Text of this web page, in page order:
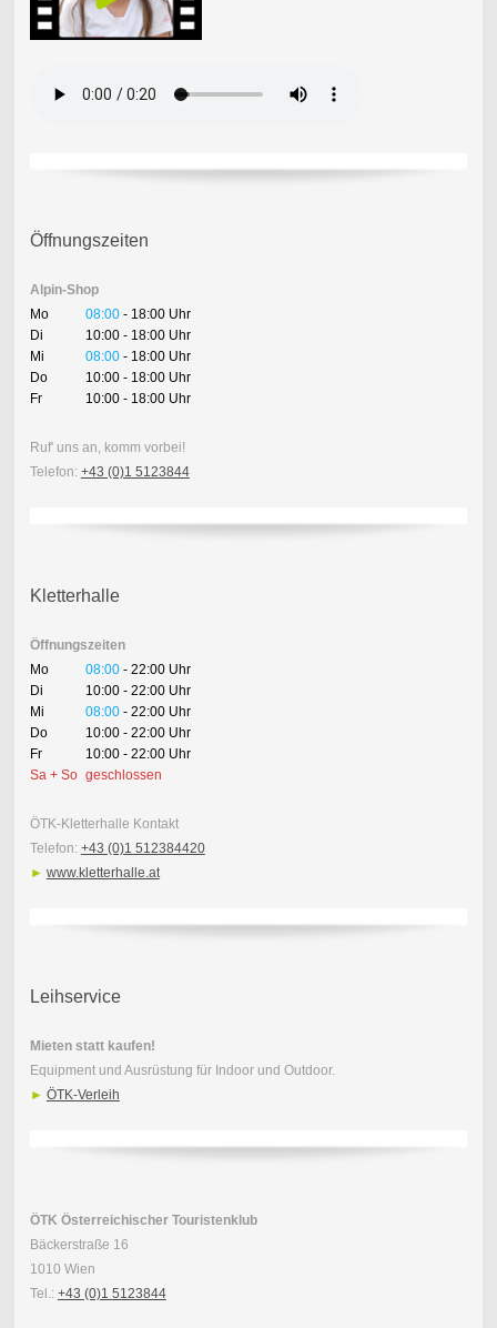
Öffnungszeiten
Alpin-Shop
Mo
08:00 - 18:00 Uhr
Di
10:00 - 18:00 Uhr
Mi
08:00 - 18:00 Uhr
Do
10:00 - 18:00 Uhr
Fr
10:00 - 18:00 Uhr
Ruf' uns an, komm vorbei!
Telefon: +43 (0)1 5123844
Kletterhalle
Öffnungszeiten
Mo
08:00 - 22:00 Uhr
Di
10:00 - 22:00 Uhr
Mi
08:00 - 22:00 Uhr
Do
10:00 - 22:00 Uhr
Fr
10:00 - 22:00 Uhr
Sa + So geschlossen
ÖTK-Kletterhalle Kontakt
Telefon: +43 (0)1 512384420
► www.kletterhalle.at
Leihservice
Mieten statt kaufen!
Equipment und Ausrüstung für Indoor und Outdoor.
► ÖTK-Verleih
ÖTK Österreichischer Touristenklub
Bäckerstraße 16
1010 Wien
Tel.: +43 (0)1 5123844